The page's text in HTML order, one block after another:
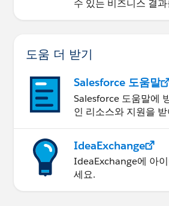
수 있는 비즈니스 결
도움 더 받기
Salesforce 도움말
Salesforce 도움말에
인 리소스와 지원을
IdeaExchange
IdeaExchange에 아
세요.